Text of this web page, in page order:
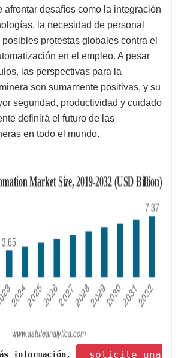
afrontar desafíos como la integración
la necesidad de personal
protestas globales contra el
en el empleo. A pesar
las perspectivas para la
son sumamente positivas, y su
seguridad, productividad y cuidado
definirá el futuro de las
en todo el mundo.
información, solicite una